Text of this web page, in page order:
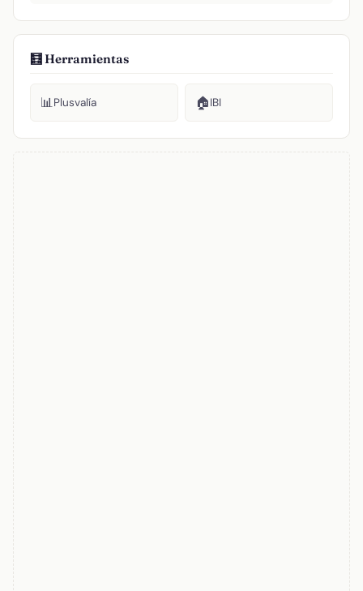
🧮 Herramientas
📊Plusvalía 🏠IBI